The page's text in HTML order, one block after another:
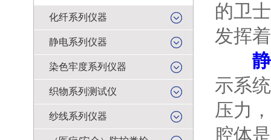
的卫
发挥
示系
压力
腔体
化纤系列仪器
静电系列仪器
染色牢度系列仪器
织物系列测试仪
纱线系列仪器